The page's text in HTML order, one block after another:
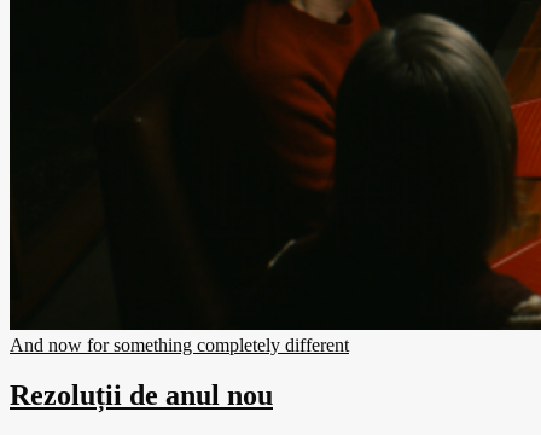
And now for something completely different
Rezoluții de anul nou